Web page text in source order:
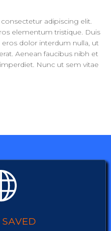
adipiscing elit.
elementum tristique. Duis
eros dolor interdum nulla, ut
Aenean faucibus nibh et
Nunc ut sem vitae